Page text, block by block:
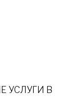
УСЛУГИ В